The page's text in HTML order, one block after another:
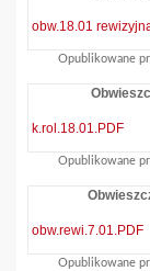
obw.18.01
Opublikowane
k.rol.18.01.PDF
Opublikowane
obw.rewi.7.01.PDF
Opublikowane